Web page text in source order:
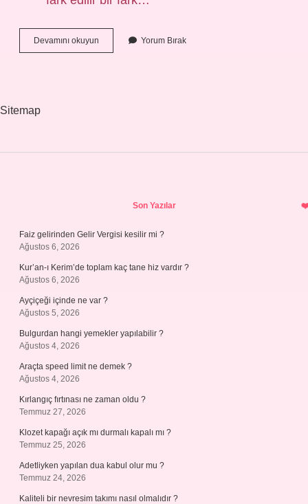
Devamını okuyun Ergenlikte
Aşırı
Yorum Bırak
Sitemap
Son Yazılar
Faiz gelirinden Gelir Vergisi kesilir mi ?
Ağustos 6, 2026
Kur’an-ı Kerim’de toplam kaç tane hiz vardır ?
Ağustos 6, 2026
Ayçiçeği içinde ne var ?
Ağustos 5, 2026
Bulgurdan hangi yemekler yapılabilir ?
Ağustos 4, 2026
Araçta speed limit ne demek ?
Ağustos 4, 2026
Kırlangıç fırtınası ne zaman oldu ?
Temmuz 27, 2026
Klozet kapağı açık mı durmalı kapalı mı ?
Temmuz 25, 2026
Adetliyken yapılan dua kabul olur mu ?
Temmuz 24, 2026
Kaliteli bir nevresim takımı nasıl olmalıdır ?